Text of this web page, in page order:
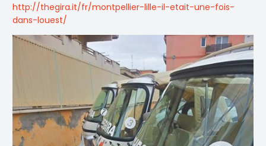
http://thegira.it/fr/montpellier-lille-il-etait-une-fois-
dans-louest/